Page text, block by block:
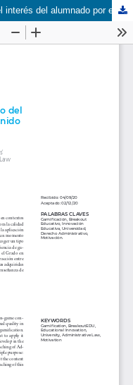
Gamificación aplicada al desarrollo del interés del alumnado por el contenido de una asignatura del grado en derecho